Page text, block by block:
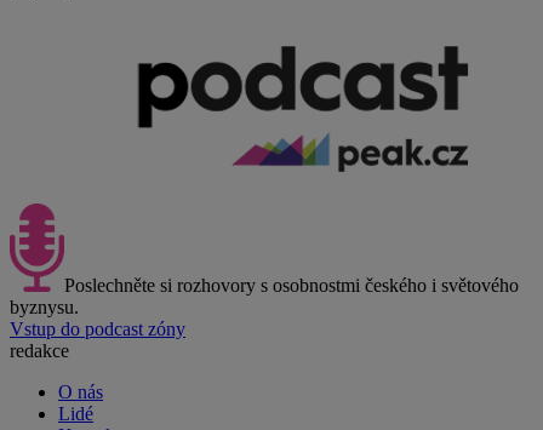
Poslechněte si rozhovory s osobnostmi českého i světového
byznysu.
Vstup do podcast zóny
redakce
O nás
Lidé